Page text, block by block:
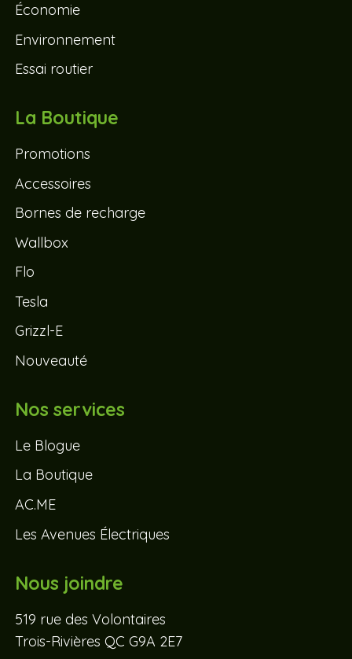
Économie
Environnement
Essai routier
La Boutique
Promotions
Accessoires
Bornes de recharge
Wallbox
Flo
Tesla
Grizzl-E
Nouveauté
Nos services
Le Blogue
La Boutique
AC.ME
Les Avenues Électriques
Nous joindre
519 rue des Volontaires
Trois-Rivières QC G9A 2E7